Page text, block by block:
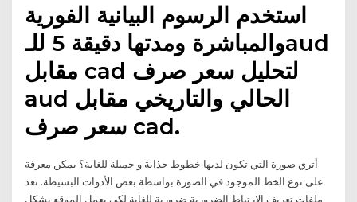
استخدم الرسوم البيانية الفورية
والمباشرة ومدتها دقيقة 5 للـaud
مقابل cad لتحليل سعر صرف
aud الحالي والتاريخي مقابل
سعر صرف cad.
أتري صورة التي تكون لديها خطوط جذابة و جميلة للغاية؟ يمكن معرفة
على نوع الخط الموجود في الصورة بواسطة بعض الأدوات البسيطة. تعد
ملفات تعريف الارتباط الضرورية ضرورية للغاية لكي يعمل الموقع بشكل